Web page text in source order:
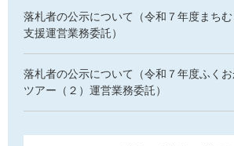
落札者の公示について（令和７年度まち
支援運営業務委託）
落札者の公示について（令和７年度ふく
ツアー（２）運営業務委託）